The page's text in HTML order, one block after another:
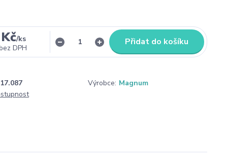
/ks
DPH
Přidat do košíku
17.087 Výrobce: Magnum